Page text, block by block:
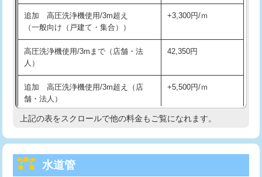
給水管工事※（保温材使用（バンド止
め込み）)
5,500円
給水管工事※（土の掘削・埋め戻し作
業)
11,000円
給水管工事※（塩ビ管（VP・HI）使
用/3ｍまで)
33,000円
給水管工事※（塩ビ管（VP・HI）使
+8,800円
給水管工事※（ライニング鋼管・銅
管・ポリ管・HT管使用/3ｍまで)
追加 高圧洗浄機使用/3m超え
（一般向け（戸建て・集合））
+3,300円/ｍ
高圧洗浄機使用/3mまで（店舗・法
人）
42,350円
追加 高圧洗浄機使用/3m超え（店
舗・法人）
+5,500円/ｍ
高度高圧洗浄換 現地調査
トーラー機使用/3mまで
上記の表をスクロールで他の料金もご覧になれます。
水道管